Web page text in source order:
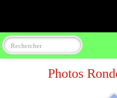
Accueil
ProgrammePhotos